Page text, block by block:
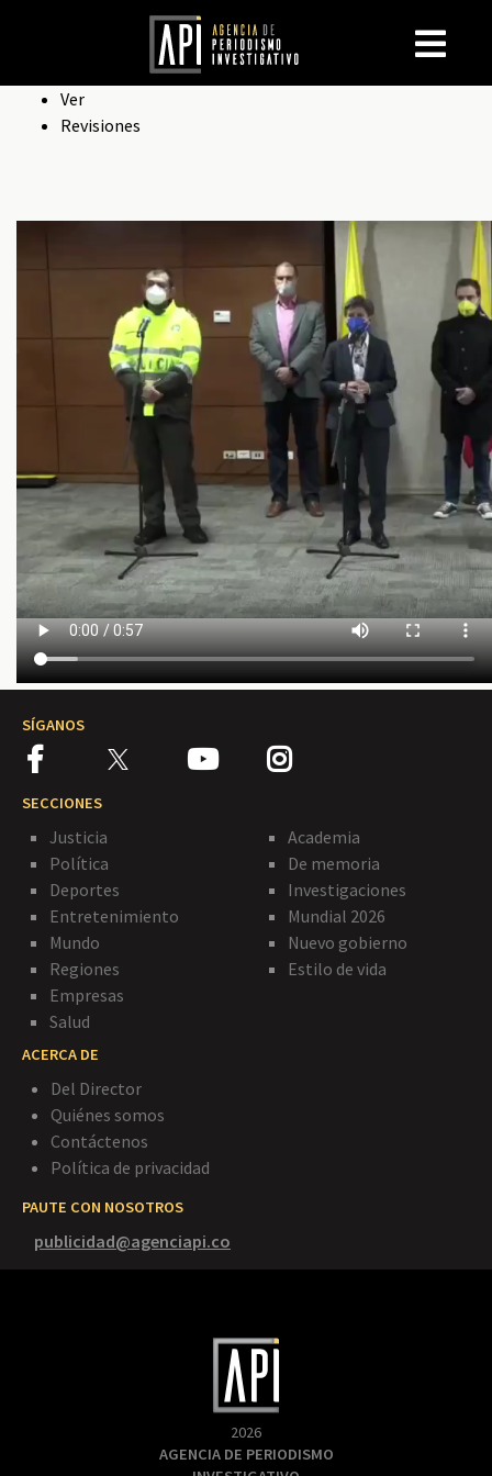
Solapas
Ver
Revisiones
SÍGANOS
SECCIONES
Justicia
Política
Deportes
Entretenimiento
Mundo
Regiones
Empresas
Salud
Academia
De memoria
Investigaciones
Mundial 2026
Nuevo gobierno
Estilo de vida
ACERCA DE
Del Director
Quiénes somos
Contáctenos
Política de privacidad
PAUTE CON NOSOTROS
publicidad@agenciapi.co
2026
AGENCIA DE PERIODISMO